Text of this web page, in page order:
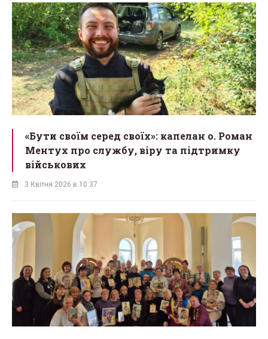
«Бути своїм серед своїх»: капелан о. Роман
Ментух про службу, віру та підтримку
військових
3 Квітня 2026 в 10:37